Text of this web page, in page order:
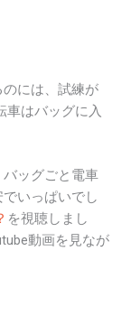
には、試練が
車はバッグに入
ッグごと電車
いっぱいでし
を視聴しまし
動画を見なが